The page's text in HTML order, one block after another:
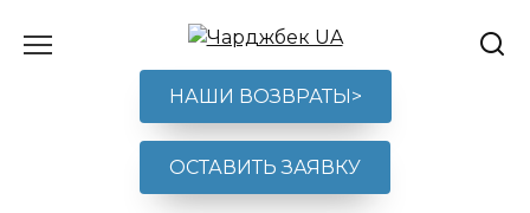
НАШИ ВОЗВРАТЫ>
ОСТАВИТЬ ЗАЯВКУ